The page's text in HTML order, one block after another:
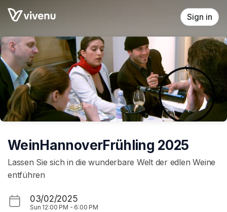
Skip header
Sign in
WeinHannoverFrühling 2025
Lassen Sie sich in die wunderbare Welt der edlen Weine
entführen
03/02/2025
Sun 12:00 PM - 6:00 PM